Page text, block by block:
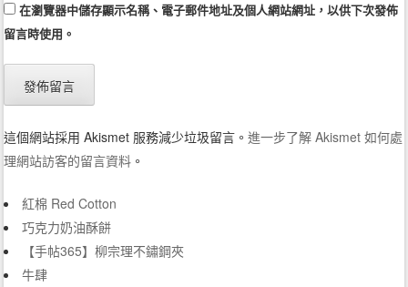
在瀏覽器中儲存顯示名稱、電子郵件地址及個人網站網址，以供下次發佈
留言時使用。
這個網站採用 Akismet 服務減少垃圾留言。進一步了解 Akismet 如何處
理網站訪客的留言資料 。
紅棉 Red Cotton
巧克力奶油酥餅
【手帖365】柳宗理不鏽鋼夾
牛肆